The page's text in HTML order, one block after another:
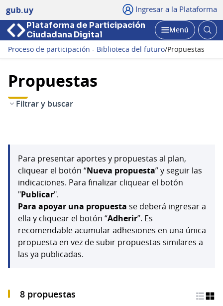
gub.uy Ingresar a la Plataforma
Plataforma de Participación
Ciudadana Digital
Abrir
Menú
Proceso de participación - Biblioteca del futuro/Propuestas
Propuestas
Filtrar y buscar
Para presentar aportes y propuestas al plan,
cliquear el botón “Nueva propuesta” y seguir las
indicaciones. Para finalizar cliquear el botón
"Publicar".
Para apoyar una propuesta se deberá ingresar a
ella y cliquear el botón “Adherir”. Es
recomendable acumular adhesiones en una única
propuesta en vez de subir propuestas similares a
las ya publicadas.
8 propuestas